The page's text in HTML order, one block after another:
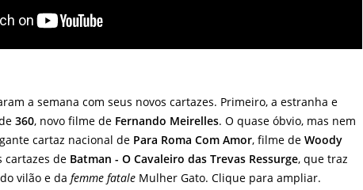
a semana com seus novos cartazes. Primeiro, a estranha e
360, novo filme de Fernando Meirelles. O quase óbvio, mas nem
cartaz nacional de Para Roma Com Amor, filme deWoody
cartazes de Batman - O Cavaleiro das Trevas Ressurge, que traz
vilão e dafemme fatale Mulher Gato. Clique para ampliar.